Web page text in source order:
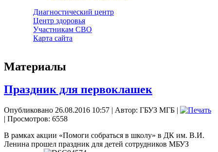
Диагностический центр
Центр здоровья
Участникам СВО
Карта сайта
Материалы
Праздник для первоклашек
Опубликовано 26.08.2016 10:57 | Автор: ГБУЗ МГБ |
| Просмотров: 6558
В рамках акции «Помоги собраться в школу» в ДК им. В.И.
Ленина прошел праздник для детей сотрудников МБУЗ